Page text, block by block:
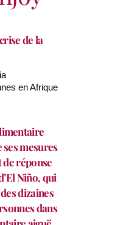
de la
en Afrique
mesures
réponse
Niño, qui
dizaines
dans